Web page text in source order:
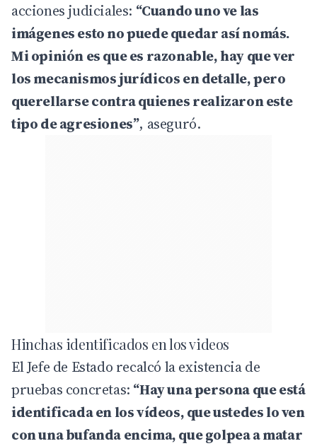
acciones judiciales: “Cuando uno ve las
imágenes esto no puede quedar así nomás.
Mi opinión es que es razonable, hay que ver
los mecanismos jurídicos en detalle, pero
querellarse contra quienes realizaron este
tipo de agresiones”, aseguró.
Hinchas identificados en los videos
El Jefe de Estado recalcó la existencia de
pruebas concretas: “Hay una persona que está
identificada en los vídeos, que ustedes lo ven
con una bufanda encima, que golpea a matar